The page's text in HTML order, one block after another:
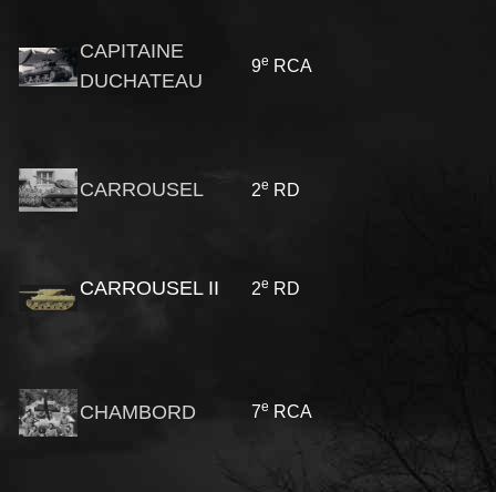
CAPITAINE
DUCHATEAU
9e RCA
CARROUSEL 2e RD
CARROUSEL II 2e RD
CHAMBORD 7e RCA